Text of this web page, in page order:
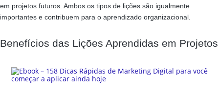
em projetos futuros. Ambos os tipos de lições são igualmente
importantes e contribuem para o aprendizado organizacional.
Benefícios das Lições Aprendidas em Projetos